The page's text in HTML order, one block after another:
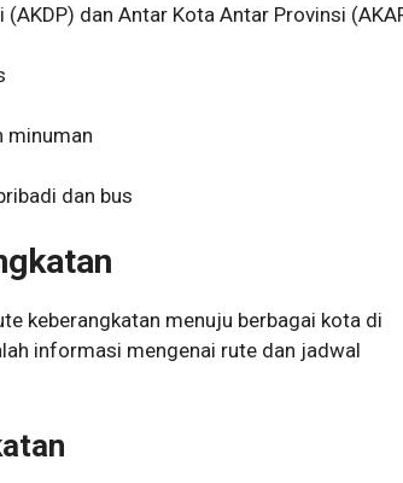
dan Antar Kota Antar Provinsi
minuman
dan bus
keberangkatan menuju berbagai kota di
informasi mengenai rute dan jadwal